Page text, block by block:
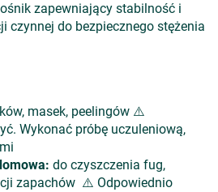
zapewniający stabilność i
czynnej do bezpiecznego stężenia
masek, peelingów ⚠️
Wykonać próbę uczuleniową,
do czyszczenia fug,
zapachów ⚠️ Odpowiednio